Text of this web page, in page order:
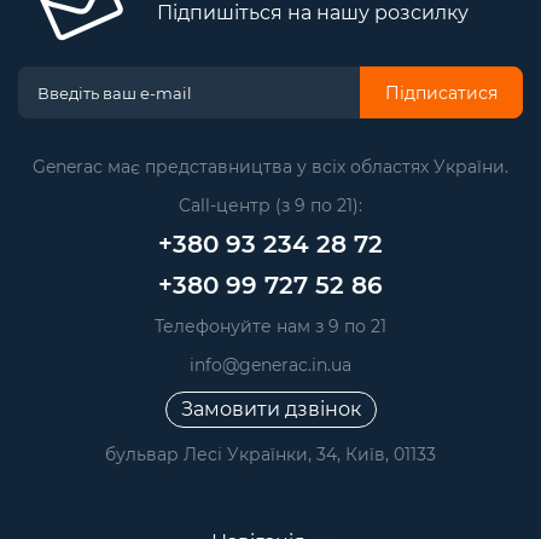
Підпишіться на нашу розсилку
Підписатися
Generac має представництва у всіх областях України.
Call-центр (з 9 по 21):
+380 93 234 28 72
+380 99 727 52 86
Телефонуйте нам з 9 по 21
info@generac.in.ua
Замовити дзвінок
бульвар Лесі Українки, 34, Київ, 01133